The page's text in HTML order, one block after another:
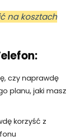
na kosztach
czy naprawdę
planu, jaki masz
korzyść z